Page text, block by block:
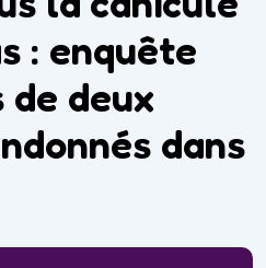
: enquête
de deux
dans